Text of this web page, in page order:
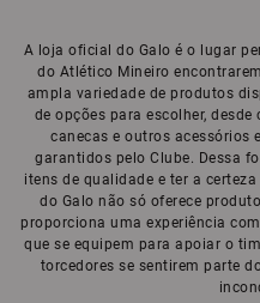
A loja oficial do Galo é o lugar
do Atlético Mineiro
ampla variedade de produtos
de opções para escolher,
canecas e outros acessórios
garantidos pelo Clube. Dessa
itens de qualidade e ter a
do Galo não só oferece
proporciona uma experiência
que se equipem para apoiar o
torcedores se sentirem parte